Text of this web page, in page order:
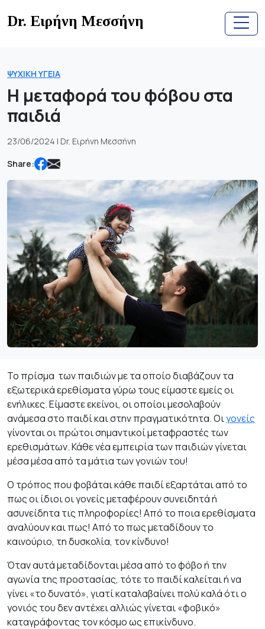
toDr. Ειρήνη Μεσσήνη
ΨΥΧΙΚΉ ΥΓΕΊΑ
Η μεταφορά του φόβου στα
παιδιά
23/06/2024 | Dr. Ειρήνη Μεσσήνη
Share:
Το πρίσμα των παιδιών με τα οποίο διαβάζουν τα
εξωτερικά ερεθίσματα γύρω τους είμαστε εμείς οι
ενήλικες. Είμαστε εκείνοι, οι οποίοι μεσολαβούν
ανάμεσα στο παιδί και στην πραγματικότητα. Οιγονείς
γίνονται οι πρώτοι σημαντικοί μεταφραστές των
ερεθισμάτων. Κάθε νέα εμπειρία των παιδιών γίνεται
μέσα μέσα από τα μάτια των γονιών του!
Ο τρόπος που φοβάται κάθε παιδί εξαρτάται από το
πως οι ίδιοι οι γονείς μεταφέρουν συνειδητά ή
ασυνείδητα τις πληροφορίες! Από το ποια ερεθίσματα
αναλύουν και πως! Από το πως μεταδίδουν το
καινούριο, τη δυσκολία, τον κίνδυνο!
Όταν αυτά μεταδίδονται μέσα από το φόβο ή την
αγωνία της προστασίας, τότε το παιδί καλείται ή να
γίνει «το δυνατό», γιατί καταλαβαίνει πολύ καλά ότι ο
γονιός του δεν αντέχει αλλιώς γίνεται «φοβικό»
καταγράφοντας τον κόσμο ως επικίνδυνο.